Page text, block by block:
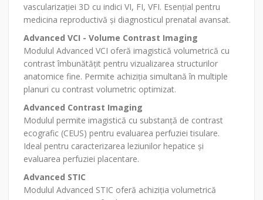
vascularizației 3D cu indici VI, FI, VFI. Esențial pentru
medicina reproductivă și diagnosticul prenatal avansat.
Advanced VCI - Volume Contrast Imaging
Modulul Advanced VCI oferă imagistică volumetrică cu
contrast îmbunătățit pentru vizualizarea structurilor
anatomice fine. Permite achiziția simultană în multiple
planuri cu contrast volumetric optimizat.
Advanced Contrast Imaging
Modulul permite imagistică cu substanță de contrast
ecografic (CEUS) pentru evaluarea perfuziei tisulare.
Ideal pentru caracterizarea leziunilor hepatice și
evaluarea perfuziei placentare.
Advanced STIC
Modulul Advanced STIC oferă achiziția volumetrică